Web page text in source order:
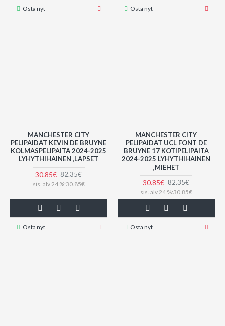
Osta nyt Osta nyt
MANCHESTER CITY
PELIPAIDAT KEVIN DE BRUYNE
KOLMASPELIPAITA 2024-2025
LYHYTHIHAINEN ,LAPSET
30.85€ 82.35€
sis. alv 24 %:30.85€
Osta nyt
MANCHESTER CITY
PELIPAIDAT UCL FONT DE
BRUYNE 17 KOTIPELIPAITA
2024-2025 LYHYTHIHAINEN
,MIEHET
30.85€ 82.35€
sis. alv 24 %:30.85€
Osta nyt